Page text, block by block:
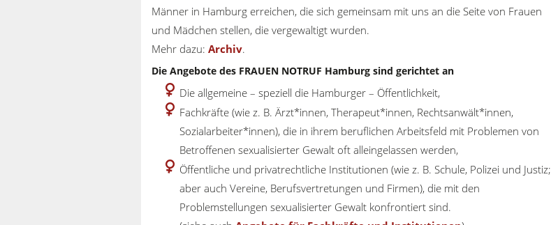
Männer in Hamburg erreichen, die sich gemeinsam mit uns an die Seite von Frauen
und Mädchen stellen, die vergewaltigt wurden.
Mehr dazu: Archiv.
Die Angebote des FRAUEN NOTRUF Hamburg sind gerichtet an
Die allgemeine – speziell die Hamburger – Öffentlichkeit,
Fachkräfte (wie z. B. Ärzt*innen, Therapeut*innen, Rechtsanwält*innen,
Sozialarbeiter*innen), die in ihrem beruflichen Arbeitsfeld mit Problemen von
Betroffenen sexualisierter Gewalt oft alleingelassen werden,
Öffentliche und privatrechtliche Institutionen (wie z. B. Schule, Polizei und Justiz;
aber auch Vereine, Berufsvertretungen und Firmen), die mit den
Problemstellungen sexualisierter Gewalt konfrontiert sind.